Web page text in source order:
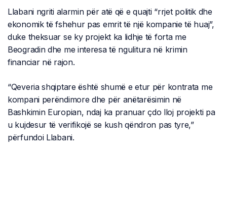
Llabani ngriti alarmin për atë që e quajti “rrjet politik dhe
ekonomik të fshehur pas emrit të një kompanie të huaj”,
duke theksuar se ky projekt ka lidhje të forta me
Beogradin dhe me interesa të ngulitura në krimin
financiar në rajon.
“Qeveria shqiptare është shumë e etur për kontrata me
kompani perëndimore dhe për anëtarësimin në
Bashkimin Europian, ndaj ka pranuar çdo lloj projekti pa
u kujdesur të verifikojë se kush qëndron pas tyre,”
përfundoi Llabani.